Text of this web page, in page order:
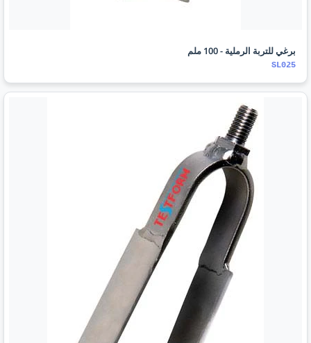
برغي للتربة الرملية - 100 ملم
SL025